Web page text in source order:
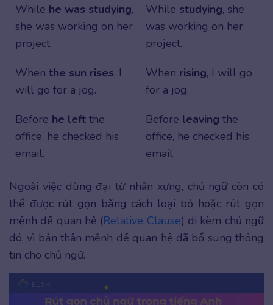
While he was studying,
she was working on her
project.
While studying, she
was working on her
project.
When the sun rises, I
will go for a jog.
When rising, I will go
for a jog.
Before he left the
office, he checked his
email.
Before leaving the
office, he checked his
email.
Ngoài việc dùng đại từ nhân xưng, chủ ngữ còn có
thể được rút gọn bằng cách loại bỏ hoặc rút gọn
mệnh đề quan hệ (Relative Clause) đi kèm chủ ngữ
đó, vì bản thân mệnh đề quan hệ đã bổ sung thông
tin cho chủ ngữ.